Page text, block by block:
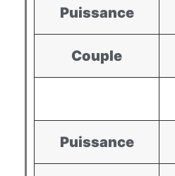
Puissance
Couple
Puissance